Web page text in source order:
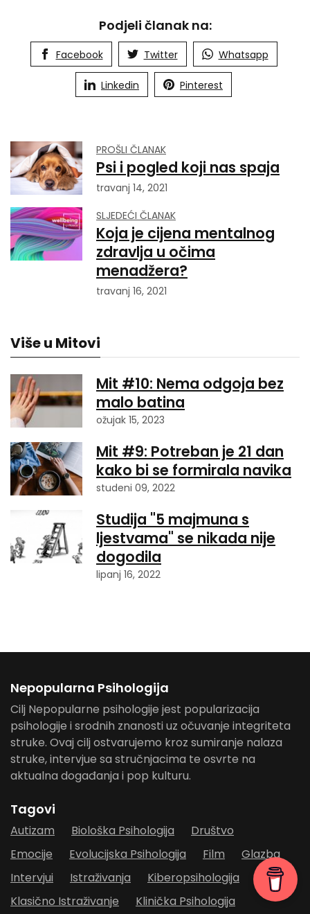
Podjeli članak na:
Facebook Twitter Whatsapp
Linkedin Pinterest
PROŠLI ČLANAK
Psi i pogled koji nas spaja
travanj 14, 2021
SLJEDEĆI ČLANAK
Koja je cijena mentalnog
zdravlja u očima
menadžera?
travanj 16, 2021
Više u Mitovi
Mit #10: Nema odgoja bez
malo batina
ožujak 15, 2023
Mit #9: Potreban je 21 dan
kako bi se formirala navika
studeni 09, 2022
Studija "5 majmuna s
ljestvama" se nikada nije
dogodila
lipanj 16, 2022
Nepopularna Psihologija
Cilj Nepopularne psihologije jest popularizacija
psihologije i srodnih znanosti uz očuvanje integriteta
struke. Ovaj cilj ostvarujemo kroz sumiranje nalaza
struke, intervjue sa stručnjacima te osvrte na
aktualna događanja i pop kulturu.
Tagovi
Autizam Biološka Psihologija
Društvo
Emocije
Evolucijska Psihologija Film
Glazba
Intervjui
Istraživanja
Kiberopsihologija
Klasično Istraživanje
Klinička Psihologija